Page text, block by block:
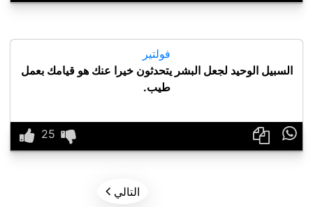
فولتير
السبيل الوحيد لجعل البشر يتحدثون خيرا عنك هو قيامك بعمل
طيب.

التالي 